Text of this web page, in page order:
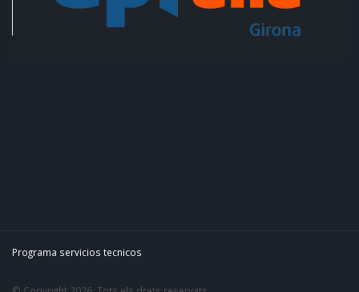
Programa servicios tecnicos